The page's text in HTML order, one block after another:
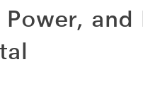
and